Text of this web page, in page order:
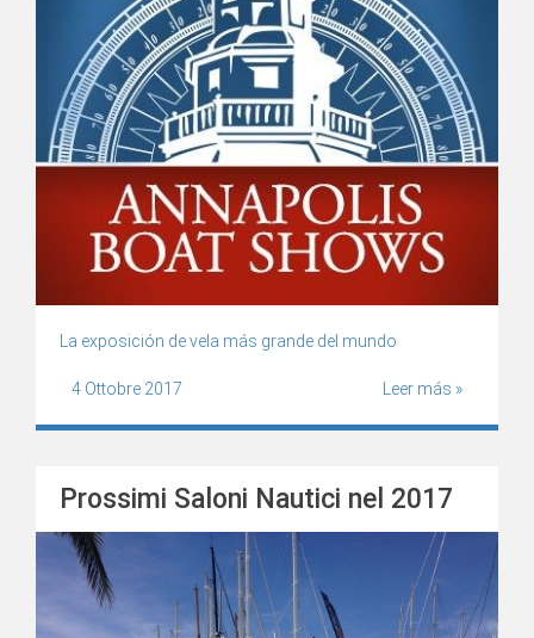
La exposición de vela más grande del mundo
4 Ottobre 2017 Leer más »
Prossimi Saloni Nautici nel 2017